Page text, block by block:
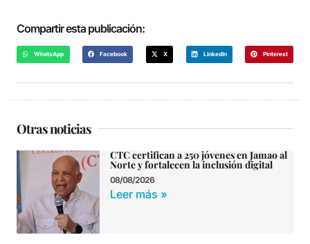
Compartir esta publicación:
WhatsApp Facebook X LinkedIn Pinterest
Otras noticias
CTC certifican a 250 jóvenes en Jamao al
Norte y fortalecen la inclusión digital
08/08/2026
Leer más »